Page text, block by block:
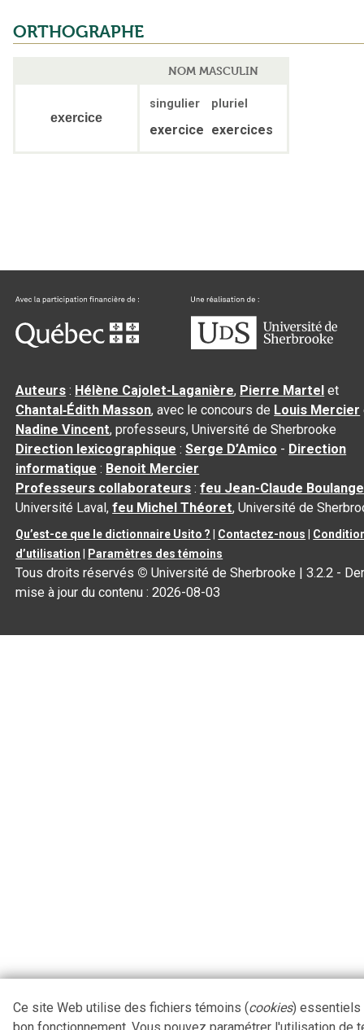
ORTHOGRAPHE
NOM MASCULIN
exercice
singulier pluriel
exercice exercices
Auteurs : Hélène Cajolet-Laganière, Pierre Martel et
Chantal‑Édith Masson, avec le concours de Louis Mercier
Nadine Vincent, professeurs, Université de Sherbrooke
Direction lexicographique :Serge D’Amico - Direction
informatique : Benoit Mercier
Professeurs collaborateurs :feu Jean-Claude
Université Laval,feu Michel Théoret, Université de
Qu’est-ce que le dictionnaire Usito ? Contactez-nous
d’utilisation
Paramètres des témoins
Tous droits réservés © Université de Sherbrooke |3.2.2 -
mise à jour du contenu :2026-08-03
Ce site Web utilise des fichiers témoins (cookies) essentiels